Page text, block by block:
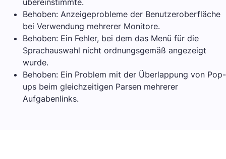
Behoben: Anzeigeprobleme der Benutzeroberfläche
bei Verwendung mehrerer Monitore.
Behoben: Ein Fehler, bei dem das Menü für die
Sprachauswahl nicht ordnungsgemäß angezeigt
wurde.
Behoben: Ein Problem mit der Überlappung von Pop-
ups beim gleichzeitigen Parsen mehrerer
Aufgabenlinks.